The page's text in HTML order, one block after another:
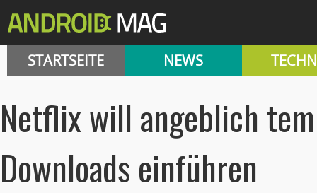
STARTSEITE NEWS
Netflix will angeblich
Downloads einführen